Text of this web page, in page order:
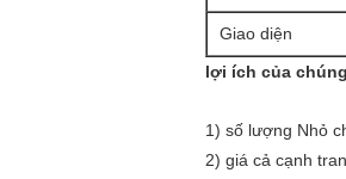
Giao diện
lợi ích của
1) số lượng Nhỏ
2) giá cả cạnh